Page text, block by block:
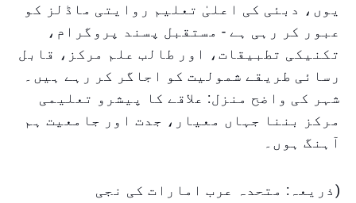
یوں، دبئی کی اعلیٰ تعلیم روایتی ماڈلز کو
عبور کر رہی ہے - مستقبل پسند پروگرام،
تکنیکی تطبیقات، اور طالب علم مرکز، قابل
رسائی طریقے شمولیت کو اجاگر کر رہے ہیں۔
شہر کی واضح منزل: علاقے کا پیشرو تعلیمی
مرکز بننا جہاں معیار، جدت اور جامعیت ہم
آہنگ ہوں۔
(ذریعہ: متحدہ عرب امارات کی نجی